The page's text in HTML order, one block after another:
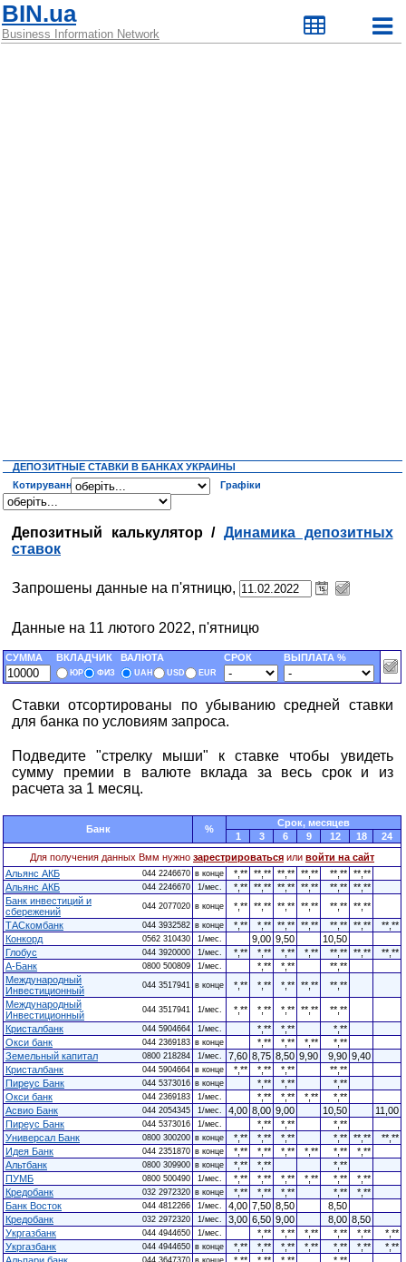
BIN.ua
Business Information Network
ДЕПОЗИТНЫЕ СТАВКИ В БАНКАХ УКРАИНЫ
Котирування
Графіки
Депозитный калькулятор / Динамика депозитных
ставок
Запрошены данные на п'ятницю,
Данные на 11 лютого 2022, п'ятницю
СУММА ВКЛАДЧИК ВАЛЮТА СРОК ВЫПЛАТА %
ЮР ФИЗ UAH USD EUR
Ставки отсортированы по убыванию средней ставки
для банка по условиям запроса.
Подведите "стрелку мыши" к ставке чтобы увидеть
сумму премии в валюте вклада за весь срок и из
расчета за 1 месяц.
Банк %
Cрок, месяцев
1
3 6 9 12 18
24
Для получения данных Вмм нужно зарестрироваться или войти на сайт
Альянс АКБ
044 2246670 в конце *,** **,** **,** **,** **,** **,**
Альянс АКБ
044 2246670 1/мес. *,** **,** **,** **,** **,** **,**
Банк инвестиций и
сбережений
044 2077020 в конце *,** **,** **,** **,** **,** **,**
ТАСкомбанк
044 3932582 в конце *,** *,** **,** **,** **,** **,**
**,**
Конкорд
0562 310430 1/мес. 9,00 9,50
10,50
Глобус
044 3920000 1/мес. *,** *,** *,** *,** **,** **,**
**,**
А-Банк
0800 500809 1/мес. *,** *,**
**,**
Международный
Инвестиционный
044 3517941 в конце *,** *,** *,** **,**
**,**
Международный
Инвестиционный
044 3517941 1/мес. *,** *,** *,** **,**
**,**
Кристалбанк
044 5904664 1/мес. *,** *,**
*,**
Окси банк
044 2369183 в конце *,** *,** *,**
*,**
Земельный капитал
0800 218284 1/мес. 7,60 8,75 8,50 9,90 9,90 9,40
Кристалбанк
044 5904664 в конце *,** *,** *,**
**,**
Пиреус Банк
044 5373016 в конце *,** *,**
*,**
Окси банк
044 2369183 1/мес. *,** *,** *,**
*,**
Асвио Банк
044 2054345 1/мес. 4,00 8,00 9,00 10,50
11,00
Пиреус Банк
044 5373016 1/мес. *,** *,**
*,**
Универсал Банк
0800 300200 в конце *,** *,** *,** *,** **,**
**,**
Идея Банк
044 2351870 в конце *,** *,** *,** *,** *,**
*,**
Альтбанк
0800 309900 в конце *,** *,**
*,**
ПУМБ
0800 500490 1/мес. *,** *,** *,** *,** *,**
*,**
Кредобанк
032 2972320 в конце *,** *,** *,** *,**
*,**
Банк Восток
044 4812266 1/мес. 4,00 7,50 8,50
8,50
Кредобанк
032 2972320 1/мес. 3,00 6,50 9,00 8,00 8,50
Укргазбанк
044 4944650 1/мес. *,** *,** *,** *,** *,**
*,**
Укргазбанк
044 4944650 в конце *,** *,** *,** *,** *,** *,**
*,**
044 3647370 в конце